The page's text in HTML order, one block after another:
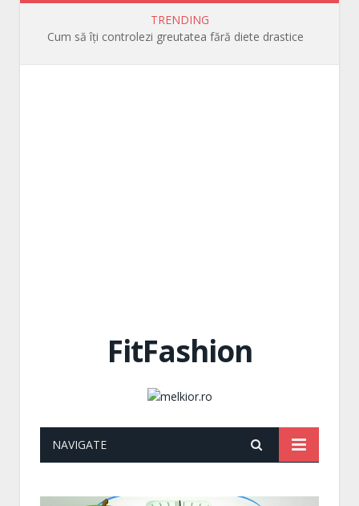
TRENDING
Cum să îți controlezi greutatea fără diete drastice
FitFashion
NAVIGATE